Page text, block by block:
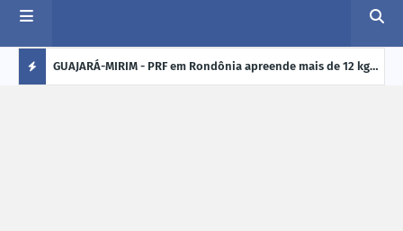
kg de GUAJARÁ-MIRIM - PRF em Rondônia apreende mais de 12 kg